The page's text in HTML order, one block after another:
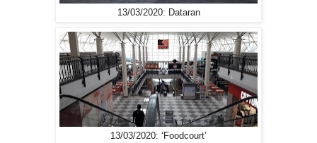
13/03/2020: Dataran
13/03/2020: ‘Foodcourt’